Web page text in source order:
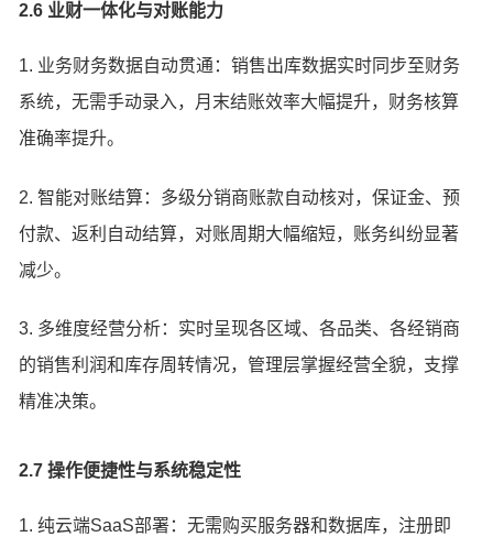
2.6 业财一体化与对账能力
1. 业务财务数据自动贯通：销售出库数据实时同步至财务
系统，无需手动录入，月末结账效率大幅提升，财务核算
准确率提升。
2. 智能对账结算：多级分销商账款自动核对，保证金、预
付款、返利自动结算，对账周期大幅缩短，账务纠纷显著
减少。
3. 多维度经营分析：实时呈现各区域、各品类、各经销商
的销售利润和库存周转情况，管理层掌握经营全貌，支撑
精准决策。
2.7 操作便捷性与系统稳定性
1. 纯云端SaaS部署：无需购买服务器和数据库，注册即